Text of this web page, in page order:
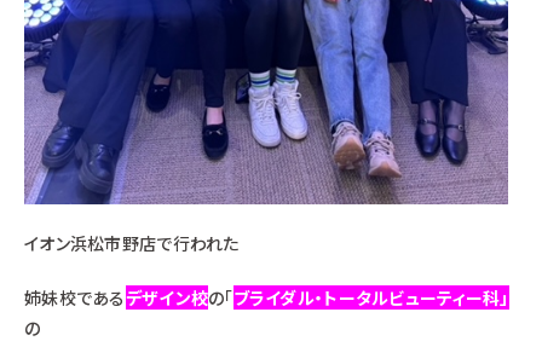
イオン浜松市野店で行われた
姉妹校であるデザイン校の「ブライダル・トータルビューティー科」
の